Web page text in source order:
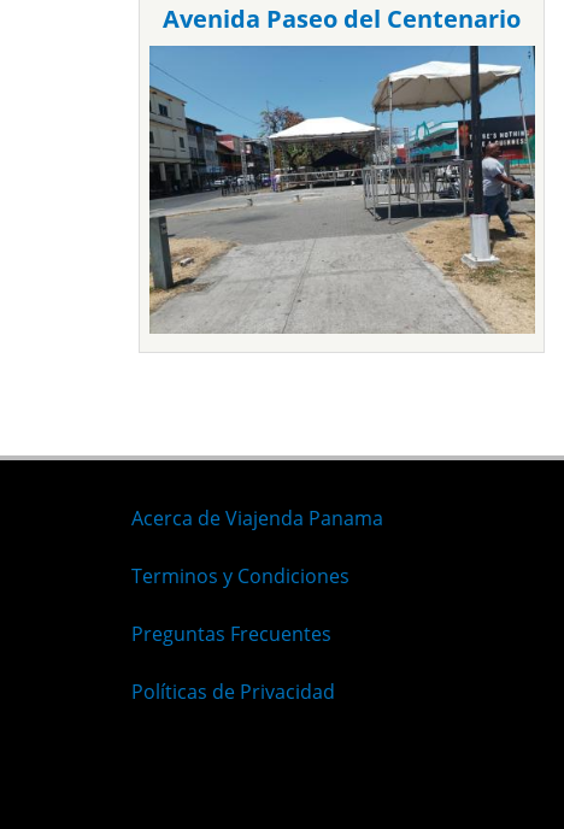
Avenida Paseo del Centenario
Acerca de Viajenda Panama
Terminos y Condiciones
Preguntas Frecuentes
Políticas de Privacidad